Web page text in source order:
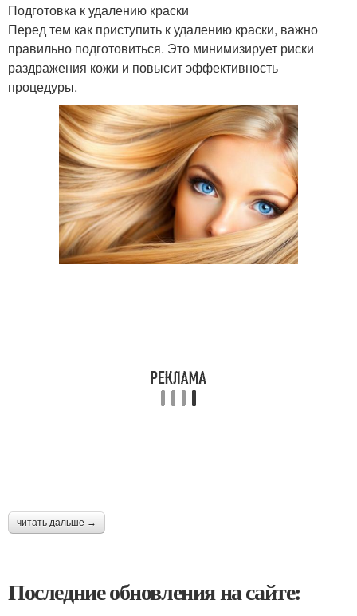
Подготовка к удалению краски
Перед тем как приступить к удалению краски, важно
правильно подготовиться. Это минимизирует риски
раздражения кожи и повысит эффективность
процедуры.
читать дальше →
Последние обновления на сайте: